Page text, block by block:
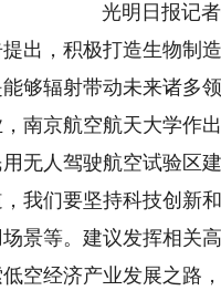
光明日报记者
，积极打造生物制
够辐射带动未来诸多
南京航空航天大学作
无人驾驶航空试验区
们要坚持科技创新和
景等。建议发挥相关
空经济产业发展之路